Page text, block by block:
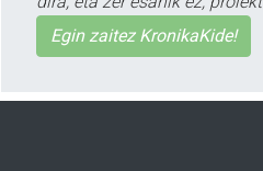
Egin zaitez KronikaKide!